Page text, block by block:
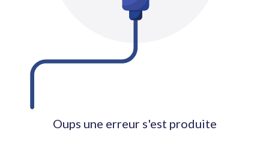
Oups une erreur s'est produite